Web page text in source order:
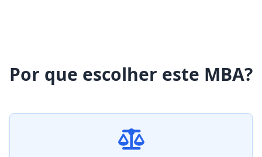
Por que escolher este MBA?